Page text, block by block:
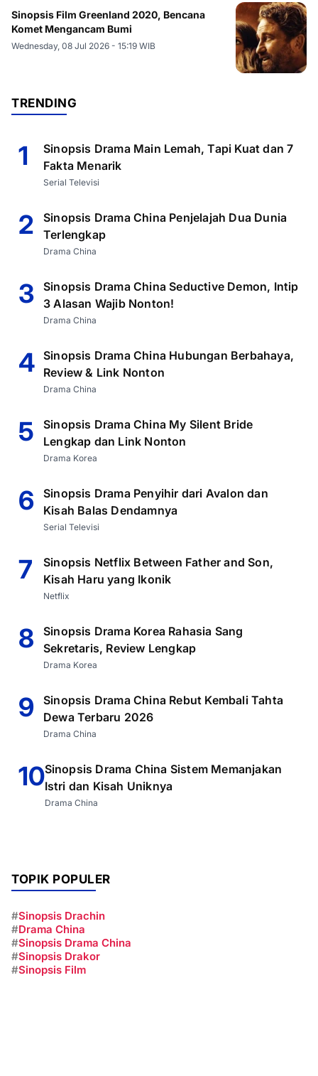
Sinopsis Film Greenland 2020, Bencana
Komet Mengancam Bumi
Wednesday, 08 Jul 2026 - 15:19 WIB
TRENDING
1
Sinopsis Drama Main Lemah, Tapi Kuat dan 7
Fakta Menarik
Serial Televisi
2
Sinopsis Drama China Penjelajah Dua Dunia
Terlengkap
Drama China
3
Sinopsis Drama China Seductive Demon, Intip
3 Alasan Wajib Nonton!
Drama China
4 Sinopsis Drama China Hubungan Berbahaya,
Review & Link Nonton
Drama China
5
Sinopsis Drama China My Silent Bride
Lengkap dan Link Nonton
Drama Korea
6
Sinopsis Drama Penyihir dari Avalon dan
Kisah Balas Dendamnya
Serial Televisi
7
Sinopsis Netflix Between Father and Son,
Kisah Haru yang Ikonik
Netflix
8
Sinopsis Drama Korea Rahasia Sang
Sekretaris, Review Lengkap
Drama Korea
9
Sinopsis Drama China Rebut Kembali Tahta
Dewa Terbaru 2026
Drama China
10Sinopsis Drama China Sistem Memanjakan
Istri dan Kisah Uniknya
Drama China
TOPIK POPULER
#Sinopsis Drachin
#Drama China
#Sinopsis Drama China
#Sinopsis Drakor
#Sinopsis Film